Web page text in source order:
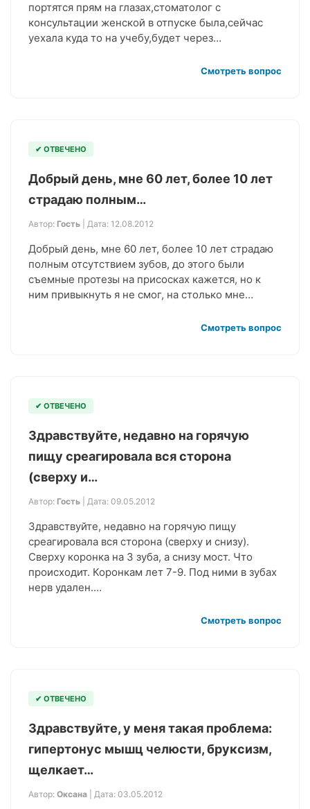
портятся прям на глазах,стоматолог с
консультации женской в отпуске была,сейчас
уехала куда то на учебу,будет через…
Смотреть вопрос
✔ ОТВЕЧЕНО
Добрый день, мне 60 лет, более 10 лет
страдаю полным…
Автор: Гость | Дата: 12.08.2012
Добрый день, мне 60 лет, более 10 лет страдаю
полным отсутствием зубов, до этого были
съемные протезы на присосках кажется, но к
ним привыкнуть я не смог, на столько мне…
Смотреть вопрос
✔ ОТВЕЧЕНО
Здравствуйте, недавно на горячую
пищу среагировала вся сторона
(сверху и…
Автор: Гость | Дата: 09.05.2012
Здравствуйте, недавно на горячую пищу
среагировала вся сторона (сверху и снизу).
Сверху коронка на 3 зуба, а снизу мост. Что
происходит. Коронкам лет 7-9. Под ними в зубах
нерв удален.…
Смотреть вопрос
✔ ОТВЕЧЕНО
Здравствуйте, у меня такая проблема:
гипертонус мышц челюсти, бруксизм,
щелкает…
Автор: Оксана | Дата: 03.05.2012